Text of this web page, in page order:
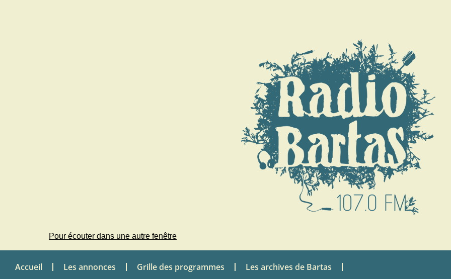
Pour écouter dans une autre fenêtre
Accueil Les annonces Grille des programmes Les archives de Bartas